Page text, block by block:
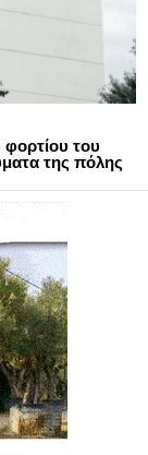
του
της πόλης